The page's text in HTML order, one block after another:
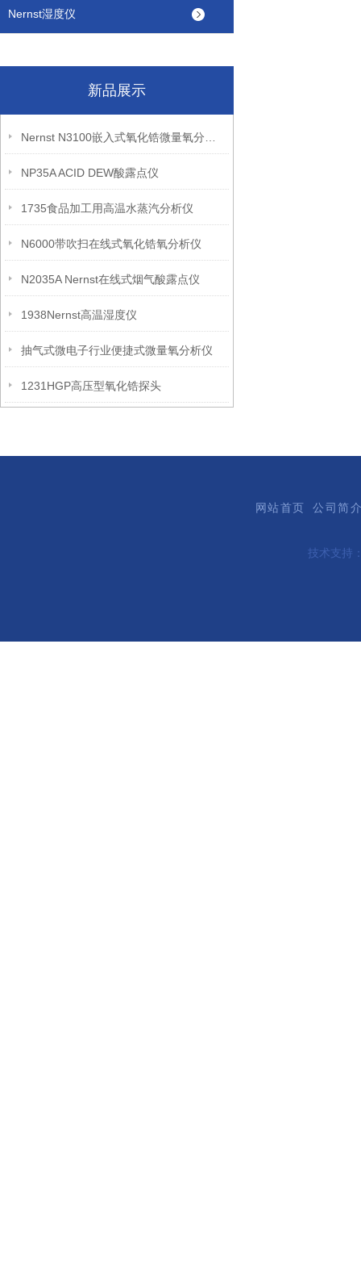
Nernst湿度仪
新品展示
NP35A ACID DEW酸露点仪
1735食品加工用高温水蒸汽分析仪
N6000带吹扫在线式氧化锆氧分析仪
N2035A Nernst在线式烟气酸露点仪
1938Nernst高温湿度仪
抽气式微电子行业便捷式微量氧分析仪
1231HGP高压型氧化锆探头
网站首页 公司简
技术支持